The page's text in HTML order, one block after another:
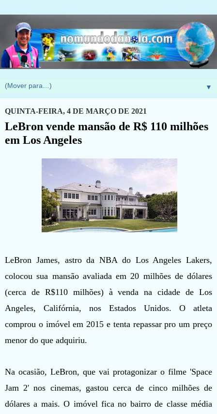
▼
QUINTA-FEIRA, 4 DE MARÇO DE 2021
LeBron vende mansão de R$ 110 milhões
em Los Angeles
LeBron James, astro da NBA do Los Angeles Lakers,
colocou sua mansão avaliada em 20 milhões de dólares
(cerca de R$110 milhões) à venda na cidade de Los
Angeles, Califórnia, nos Estados Unidos. O atleta
comprou o imóvel em 2015 e tenta repassar pro um preço
menor do que adquiriu.
Na ocasião, LeBron, que vai protagonizar o filme 'Space
Jam 2' nos cinemas, gastou cerca de cinco milhões de
dólares a mais. O imóvel fica no bairro de classe média